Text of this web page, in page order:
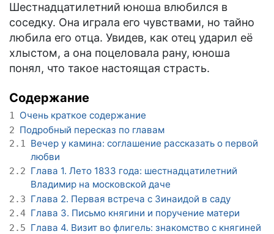
Шестнадцатилетний юноша влюбился в
соседку. Она играла его чувствами, но тайно
любила его отца. Увидев, как отец ударил её
хлыстом, а она поцеловала рану, юноша
понял, что такое настоящая страсть.
Содержание
1 Очень краткое содержание
2 Подробный пересказ по главам
2.1 Вечер у камина: соглашение рассказать о первой
любви
2.2 Глава 1. Лето 1833 года: шестнадцатилетний
Владимир на московской даче
2.3 Глава 2. Первая встреча с Зинаидой в саду
2.4 Глава 3. Письмо княгини и поручение матери
2.5 Глава 4. Визит во флигель: знакомство с княгиней